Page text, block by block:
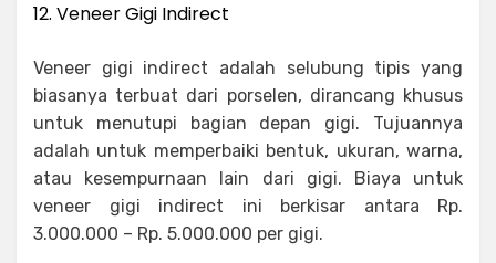
12. Veneer Gigi Indirect
Veneer gigi indirect adalah selubung tipis yang
biasanya terbuat dari porselen, dirancang khusus
untuk menutupi bagian depan gigi. Tujuannya
adalah untuk memperbaiki bentuk, ukuran, warna,
atau kesempurnaan lain dari gigi. Biaya untuk
veneer gigi indirect ini berkisar antara Rp.
3.000.000 – Rp. 5.000.000 per gigi.